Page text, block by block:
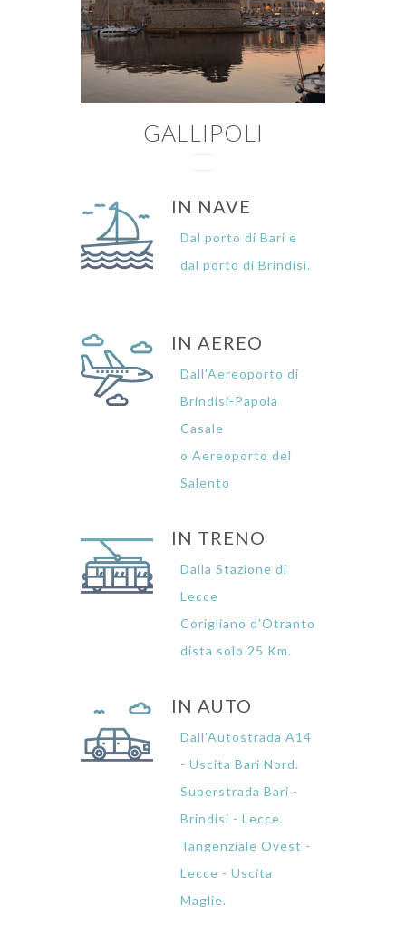
GALLIPOLI
IN NAVE
Dal porto di Bari e
dal porto di Brindisi.
IN AEREO
Dall'Aereoporto di
Brindisi-Papola
Casale
o Aereoporto del
Salento
IN TRENO
Dalla Stazione di
Lecce
Corigliano d'Otranto
dista solo 25 Km.
IN AUTO
Dall'Autostrada A14
- Uscita Bari Nord.
Superstrada Bari -
Brindisi - Lecce.
Tangenziale Ovest -
Lecce - Uscita
Maglie.